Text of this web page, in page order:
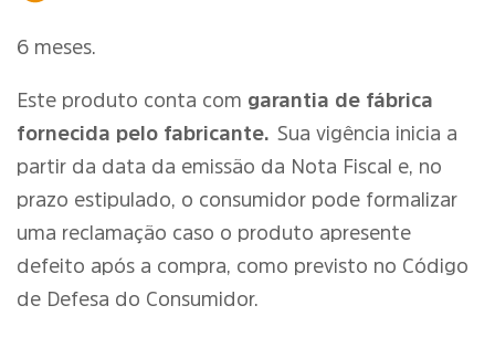
6 meses.
Este produto conta com garantia de fábrica
fornecida pelo fabricante. Sua vigência inicia a
partir da data da emissão da Nota Fiscal e, no
prazo estipulado, o consumidor pode formalizar
uma reclamação caso o produto apresente
defeito após a compra, como previsto no Código
de Defesa do Consumidor.